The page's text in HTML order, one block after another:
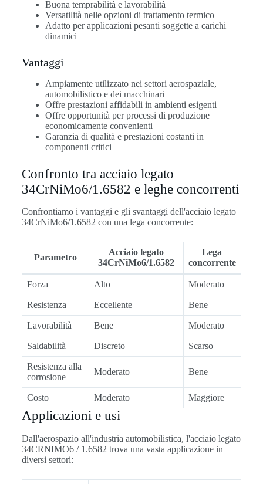
Buona temprabilità e lavorabilità
Versatilità nelle opzioni di trattamento termico
Adatto per applicazioni pesanti soggette a carichi
dinamici
Vantaggi
Ampiamente utilizzato nei settori aerospaziale,
automobilistico e dei macchinari
Offre prestazioni affidabili in ambienti esigenti
Offre opportunità per processi di produzione
economicamente convenienti
Garanzia di qualità e prestazioni costanti in
componenti critici
Confronto tra acciaio legato
34CrNiMo6/1.6582 e leghe concorrenti
Confrontiamo i vantaggi e gli svantaggi dell'acciaio legato
34CrNiMo6/1.6582 con una lega concorrente:
Parametro
Acciaio legato
34CrNiMo6/1.6582
Lega
concorrente
Forza Alto Moderato
Resistenza Eccellente Bene
Lavorabilità Bene Moderato
Saldabilità Discreto Scarso
Resistenza alla
corrosione
Moderato Bene
Costo Moderato Maggiore
Applicazioni e usi
Dall'aerospazio all'industria automobilistica, l'acciaio legato
34CRNIMO6 / 1.6582 trova una vasta applicazione in
diversi settori: